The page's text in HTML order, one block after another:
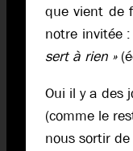
que vient de
notre invitée :
sert à rien »
Oui il y a des
(comme le
nous sortir